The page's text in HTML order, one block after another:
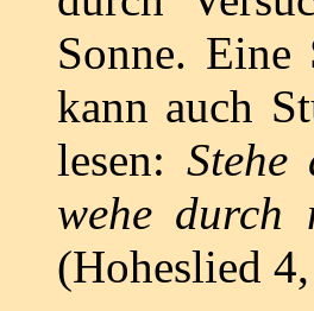
Sonne. Eine
kann auch
lesen:
wehe durch
(Hoheslied